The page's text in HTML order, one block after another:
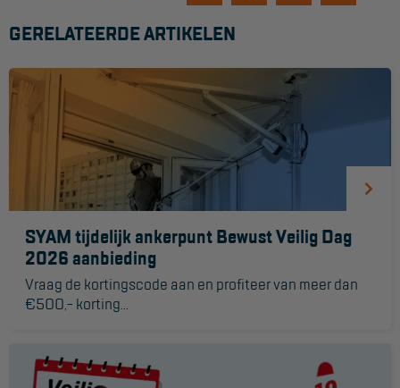
Gevelrenovatie
Industrieel onderhoud
Hoogwerkers
Telescoop hoogwerkers
Knikarmhoogwerkers
Spinhoogwerkers
Schaarhoogwerkers
Autohoogwerkers
GERELATEERDE ARTIKELEN
SYAM tijdelijk ankerpunt Bewust Veilig Dag
2026 aanbieding
Vraag de kortingscode aan en profiteer van meer dan
€500,- korting...